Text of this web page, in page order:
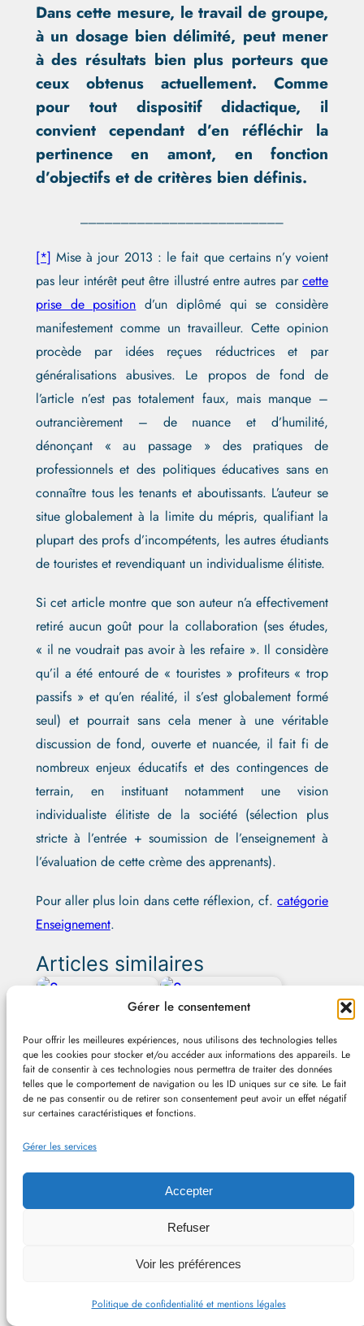
Gérer le consentement
Pour offrir les meilleures expériences, nous utilisons des technologies telles
que les cookies pour stocker et/ou accéder aux informations des appareils. Le
fait de consentir à ces technologies nous permettra de traiter des données
telles que le comportement de navigation ou les ID uniques sur ce site. Le fait
de ne pas consentir ou de retirer son consentement peut avoir un effet négatif
sur certaines caractéristiques et fonctions.
Gérer les services
Accepter
Refuser
Voir les préférences
Politique de confidentialité et mentions légales
Dans cette mesure, le travail de groupe,
à un dosage bien délimité, peut mener
à des résultats bien plus porteurs que
ceux obtenus actuellement. Comme
pour tout dispositif didactique, il
convient cependant d’en réfléchir la
pertinence en amont, en fonction
d’objectifs et de critères bien définis.
[*] Mise à jour 2013 : le fait que certains n’y voient
pas leur intérêt peut être illustré entre autres parcette
prise de position d’un diplômé qui se considère
manifestement comme un travailleur.Cette opinion
procède par idées reçues réductrices et par
généralisations abusives. Le propos de fond de
l’article n’est pas totalement faux, mais manque –
outrancièrement – de nuance et d’humilité,
dénonçant « au passage » des pratiques de
professionnels et des politiques éducatives sans en
connaître tous les tenants et aboutissants. L’auteur se
situe globalement à la limite du mépris, qualifiant la
plupart des profs d’incompétents, les autres étudiants
de touristes et revendiquant un individualisme élitiste.
Si cet article montre que son auteur n’a effectivement
retiré aucun goût pour la collaboration (ses études,
« il ne voudrait pas avoir à les refaire ». Il considère
qu’il a été entouré de « touristes » profiteurs « trop
passifs » et qu’en réalité, il s’est globalement formé
seul) et pourrait sans cela mener à une véritable
discussion de fond, ouverte et nuancée, il fait fi de
nombreux enjeux éducatifs et des contingences de
terrain, en instituant notamment une vision
individualiste élitiste de la société (sélection plus
stricte à l’entrée + soumission de l’enseignement à
l’évaluation de cette crème des apprenants).
Pour aller plus loin dans cette réflexion, cf.catégorie
Enseignement.
Articles similaires
Enseignement : liste
des articles
Considérations sur
l’enseignement
quels liens y…
de l’éducation aux
médias
Nouveaux médias :
éducation,